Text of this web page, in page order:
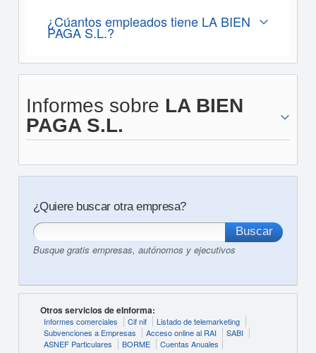
¿Cúantos empleados tiene LA BIEN
PAGA S.L.?
Informes sobre LA BIEN
PAGA S.L.
¿Quiere buscar otra empresa?
Busque gratis empresas, autónomos y ejecutivos
Otros servicios de eInforma:
Informes comerciales Cif nif
Listado de telemarketing
Subvenciones a Empresas
Acceso online al RAI
SABI
ASNEF Particulares
BORME Cuentas Anuales